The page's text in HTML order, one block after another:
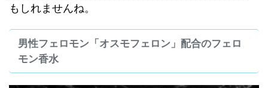
もしれませんね。
男性フェロモン「オスモフェロン」配合のフェロ
モン香水